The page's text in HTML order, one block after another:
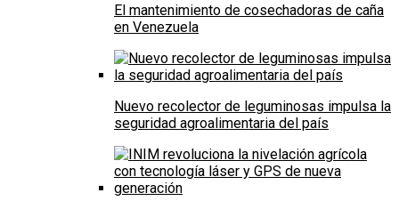
El mantenimiento de cosechadoras de caña
en Venezuela
Nuevo recolector de leguminosas impulsa la
seguridad agroalimentaria del país